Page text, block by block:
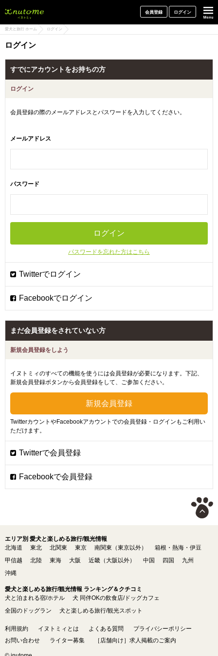
会員登録 ログイン
愛犬と旅行 ホーム ログイン
ログイン
すでにアカウントをお持ちの方
ログイン
会員登録の際のメールアドレスとパスワードを入力してください。
メールアドレス
パスワード
パスワードを忘れた方はこちら
まだ会員登録をされていない方
新規会員登録をしよう
イヌトミィのすべての機能を使うには会員登録が必要になります。下記、
新規会員登録ボタンから会員登録をして、ご参加ください。
TwitterカウントやFacebookアカウントでの会員登録・ログインもご利用い
ただけます。
エリア別 愛犬と楽しめる旅行/観光情報
北海道
東北 北関東 東京 南関東（東京以外）
箱根・熱海・伊豆
甲信越
北陸 東海 大阪 近畿（大阪以外） 中国 四国
九州
沖縄
愛犬と楽しめる旅行/観光情報 ランキング＆クチコミ
犬と泊まれる宿/ホテル
犬 同伴OKの飲食店/ドッグカフェ
全国のドッグラン
犬と楽しめる旅行/観光スポット
利用規約 イヌトミィとは よくある質問
プライバシーポリシー
お問い合わせ
ライター募集 ［店舗向け］求人掲載のご案内